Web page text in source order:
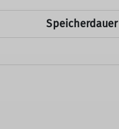
Speicherdauer